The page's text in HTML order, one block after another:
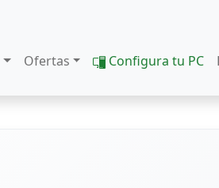
Ofertas Configura tu PC